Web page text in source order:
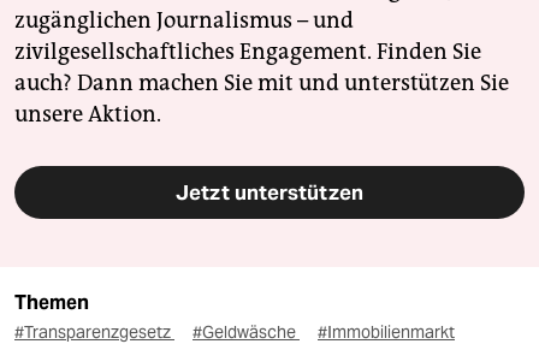
zugänglichen Journalismus – und
zivilgesellschaftliches Engagement. Finden Sie
auch? Dann machen Sie mit und unterstützen Sie
unsere Aktion.
Jetzt unterstützen
Themen
#Transparenzgesetz #Geldwäsche
#Immobilienmarkt